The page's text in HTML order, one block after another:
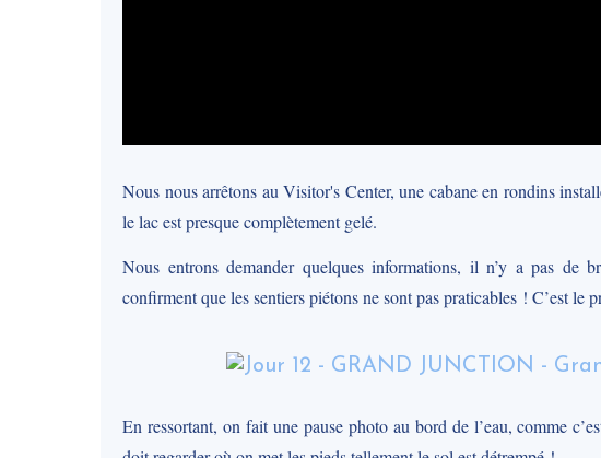
Nous nous arrêtons au Visitor's Center, une cabane en rondins
le lac est presque complètement gelé.
Nous entrons demander quelques informations, il n’y a pas de
confirment que les sentiers piétons ne sont pas praticables ! C’est le
En ressortant, on fait une pause photo au bord de l’eau, comme